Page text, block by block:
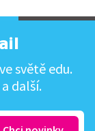
světě edu.
další.